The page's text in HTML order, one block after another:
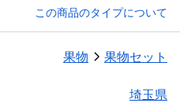
この商品のタイプについて
果物 果物セット
埼玉県